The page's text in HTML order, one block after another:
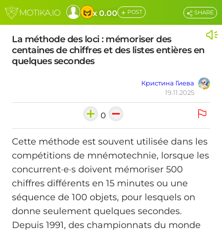
x 0.00 + POST
La méthode des loci : mémoriser des
centaines de chiffres et des listes entières en
quelques secondes
Кристина Гиева
19.11.2025
SHARE
0
Cette méthode est souvent utilisée dans les
compétitions de mnémotechnie, lorsque les
concurrent·e·s doivent mémoriser 500
chiffres différents en 15 minutes ou une
séquence de 100 objets, pour lesquels on
donne seulement quelques secondes.
Depuis 1991, des championnats du monde